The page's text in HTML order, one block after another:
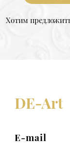
Хотим
DE-Art
E-mail